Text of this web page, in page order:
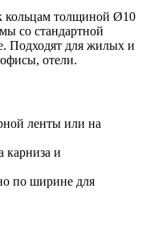
кольцам толщиной Ø10
со стандартной
Подходят для жилых и
отели.
ленты или на
карниза и
по ширине для